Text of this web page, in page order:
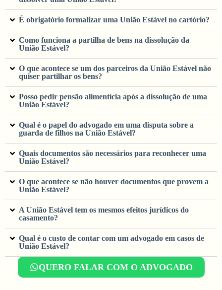
É obrigatório formalizar uma União Estável no cartório?
Como funciona a partilha de bens na dissolução da
União Estável?
O que acontece se um dos parceiros da União Estável não
quiser partilhar os bens?
Posso pedir pensão alimentícia após a dissolução de uma
União Estável?
Qual é o papel do advogado em uma disputa sobre a
guarda de filhos na União Estável?
Quais documentos são necessários para reconhecer uma
União Estável?
O que acontece se não houver documentos que provem a
União Estável?
A União Estável tem os mesmos efeitos jurídicos do
casamento?
Qual é o custo de contar com um advogado em casos de
União Estável?
QUERO FALAR COM O ADVOGADO